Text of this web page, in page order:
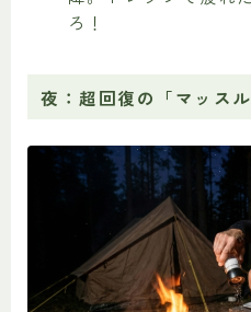
ろ！
夜：超回復の「マッス